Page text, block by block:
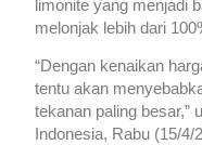
limonite yang menjadi
melonjak lebih dari
“Dengan kenaikan
tentu akan
tekanan paling besar,”
Indonesia, Rabu (15/4/